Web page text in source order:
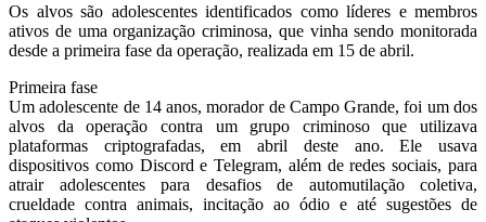
Os alvos são adolescentes identificados como líderes e membros
ativos de uma organização criminosa, que vinha sendo monitorada
desde a primeira fase da operação, realizada em 15 de abril.
Primeira fase
Um adolescente de 14 anos, morador de Campo Grande, foi um dos
alvos da operação contra um grupo criminoso que utilizava
plataformas criptografadas, em abril deste ano. Ele usava
dispositivos como Discord e Telegram, além de redes sociais, para
atrair adolescentes para desafios de automutilação coletiva,
crueldade contra animais, incitação ao ódio e até sugestões de